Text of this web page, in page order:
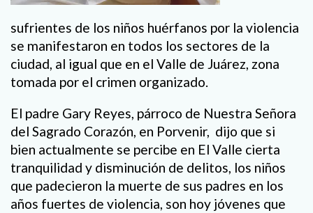
sufrientes de los niños huérfanos por la violencia
se manifestaron en todos los sectores de la
ciudad, al igual que en el Valle de Juárez, zona
tomada por el crimen organizado.
El padre Gary Reyes, párroco de Nuestra Señora
del Sagrado Corazón, en Porvenir, dijo que si
bien actualmente se percibe en El Valle cierta
tranquilidad y disminución de delitos, los niños
que padecieron la muerte de sus padres en los
años fuertes de violencia, son hoy jóvenes que